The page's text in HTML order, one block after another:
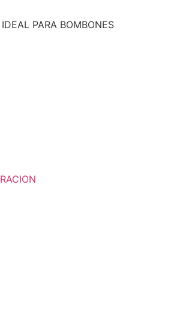
PARA BOMBONES